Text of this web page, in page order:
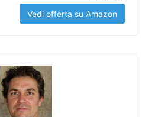
Vedi offerta su Amazon